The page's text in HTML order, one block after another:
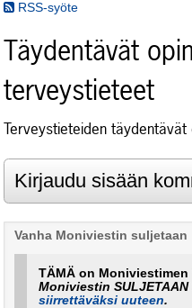
RSS-syöte
Täydentävät
terveystieteet
Terveystieteiden täydentävät
Vanha Moniviestin suljetaan
TÄMÄ on Moniviestimen
Moniviestin
siirrettäväksi uuteen.